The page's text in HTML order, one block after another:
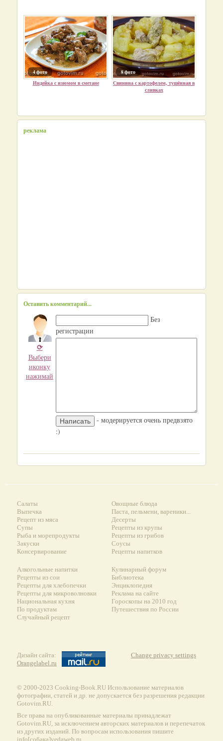
4 фото
Индейка с изюмом в сметане
8 фото
Свинина с картофелем, тушённая в
сливках
реклама
Оставить комментарий...
⟳
Выбери
иконку
нажимай
Без
регистрации
- модерируется очень предвзято
:)
Салаты
Выпечка
Рецепт из мяса
Супы
Рыба и морепродукты
Закуски
Консервирование
Овощные блюда
Паста, пельмени, вареники...
Десерты
Рецепты из крупы
Рецепты из грибов
Соусы
Рецепты напитков
Алкогольные напитки
Рецепты из сои
Рецепты для хлебопечки
Рецепты для микроволновки
Национальная кухня
По продуктам
Случайный рецепт
Кулинарный форум
Библиотека
Энциклопедия
Реклама на сайте
Гороскопы на 2010 год
Путешествия по России
Дизайн сайта:
Orangelabel.ru
Change privacy settings
© 2000-2023 Сooking-Book.RU Использование материалов
фотографии, статей и др. не допускается без разрешения редакции
Gotovim.RU.
Все права на опубликованные материалы принадлежат
Gotovim.RU, за исключением авторских материалов и перепечаток
из других изданий. По вопросам использования пишите
info[собака]vedaweb.ru